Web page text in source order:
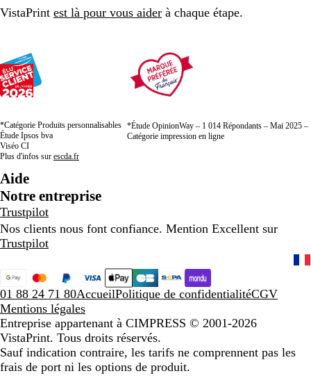
VistaPrint est là pour vous aider à chaque étape.
*Catégorie Produits personnalisables
Étude Ipsos bva
Viséo CI
Plus d'infos sur escda.fr
*Étude OpinionWay – 1 014 Répondants – Mai 2025 –
Catégorie impression en ligne
Aide
Notre entreprise
Trustpilot
Nos clients nous font confiance. Mention Excellent sur
Trustpilot
01 88 24 71 80AccueilPolitique de confidentialitéCGV
Mentions légales
Entreprise appartenant à CIMPRESS © 2001-2026
VistaPrint. Tous droits réservés.
Sauf indication contraire, les tarifs ne comprennent pas les
frais de port ni les options de produit.